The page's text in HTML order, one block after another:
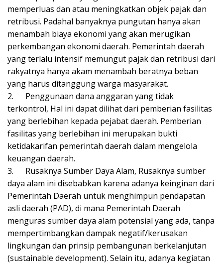
memperluas dan atau meningkatkan objek pajak dan
retribusi. Padahal banyaknya pungutan hanya akan
menambah biaya ekonomi yang akan merugikan
perkembangan ekonomi daerah. Pemerintah daerah
yang terlalu intensif memungut pajak dan retribusi dari
rakyatnya hanya akam menambah beratnya beban
yang harus ditanggung warga masyarakat.
2.
Penggunaan dana anggaran yang tidak
terkontrol, Hal ini dapat dilihat dari pemberian fasilitas
yang berlebihan kepada pejabat daerah. Pemberian
fasilitas yang berlebihan ini merupakan bukti
ketidakarifan pemerintah daerah dalam mengelola
keuangan daerah.
3.
Rusaknya Sumber Daya Alam, Rusaknya sumber
daya alam ini disebabkan karena adanya keinginan dari
Pemerintah Daerah untuk menghimpun pendapatan
asli daerah (PAD), di mana Pemerintah Daerah
menguras sumber daya alam potensial yang ada, tanpa
mempertimbangkan dampak negatif/kerusakan
lingkungan dan prinsip pembangunan berkelanjutan
(sustainable development). Selain itu, adanya kegiatan